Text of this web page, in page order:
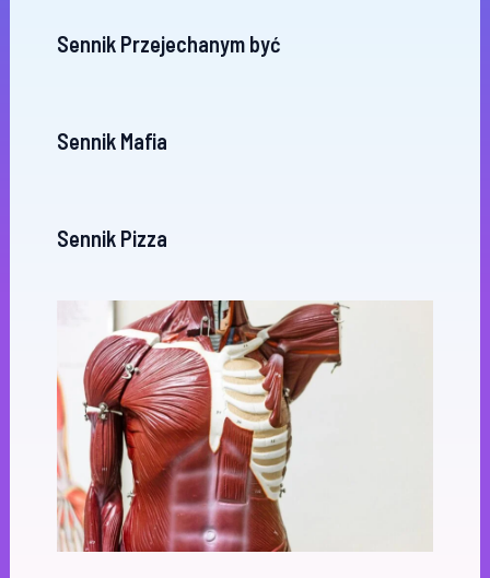
Sennik Przejechanym być
Sennik Mafia
Sennik Pizza